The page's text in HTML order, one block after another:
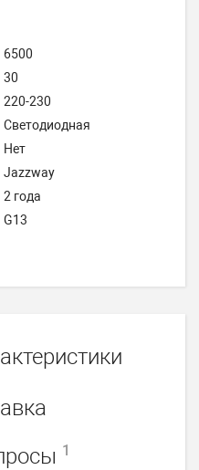
6500
30
220-230
Светодиодная
Нет
Jazzway
2 года
G13
1